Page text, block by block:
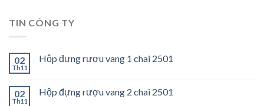
TIN CÔNG TY
02
Th11
Hộp đựng rượu vang 1 chai 2501
02
Th11
Hộp đựng rượu vang 2 chai 2501